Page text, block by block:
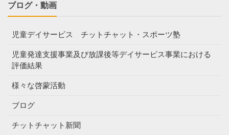
ブログ・動画
児童デイサービス チットチャット・スポーツ塾
児童発達支援事業及び放課後等デイサービス事業における
評価結果
様々な啓蒙活動
ブログ
チットチャット新聞